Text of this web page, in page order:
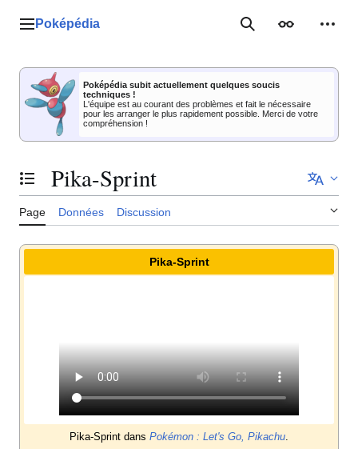
Menu principal
Poképédia RechercherApparence
Poképédia subit actuellement quelques soucis
techniques !
L'équipe est au courant des problèmes et fait le nécessaire
pour les arranger le plus rapidement possible. Merci de votre
compréhension !
Basculer la table des matières
Pika-Sprint
Page Données Discussion
Pika-Sprint
Pika-Sprint dans Pokémon : Let's Go, Pikachu.